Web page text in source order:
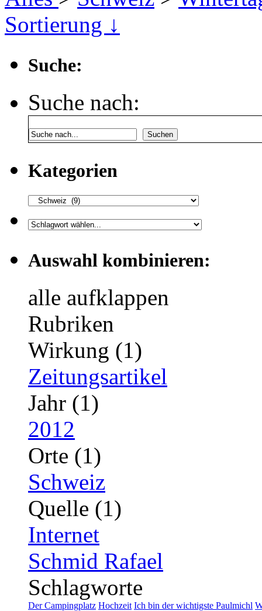
Sortierung ↓
Suche:
Suche nach:
Suchen
Kategorien
Auswahl kombinieren:
alle aufklappen
Rubriken
Wirkung (1)
Zeitungsartikel
Jahr (1)
2012
Orte (1)
Schweiz
Quelle (1)
Internet
Schmid Rafael
Schlagworte
Der Campingplatz Hochzeit Ich bin der wichtigste Paulmichl